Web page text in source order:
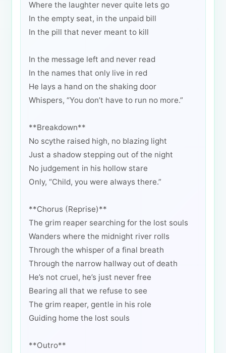
Where the laughter never quite lets go
In the empty seat, in the unpaid bill
In the pill that never meant to kill
In the message left and never read
In the names that only live in red
He lays a hand on the shaking door
Whispers, “You don’t have to run no more.”
**Breakdown**
No scythe raised high, no blazing light
Just a shadow stepping out of the night
No judgement in his hollow stare
Only, “Child, you were always there.”
**Chorus (Reprise)**
The grim reaper searching for the lost souls
Wanders where the midnight river rolls
Through the whisper of a final breath
Through the narrow hallway out of death
He’s not cruel, he’s just never free
Bearing all that we refuse to see
The grim reaper, gentle in his role
Guiding home the lost souls
**Outro**